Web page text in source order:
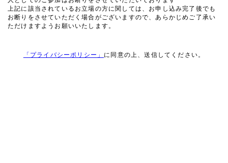
上記に該当されているお立場の方に関しては、お申し込み完了後でも
お断りをさせていただく場合がございますので、あらかじめご了承い
ただけますようお願いいたします。
「プライバシーポリシー」 に同意の上、送信してください。